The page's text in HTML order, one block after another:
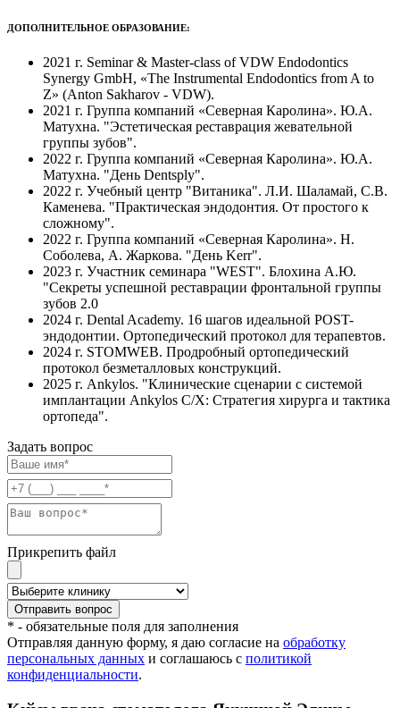
ДОПОЛНИТЕЛЬНОЕ ОБРАЗОВАНИЕ:
2021 г. Seminar & Master-class of VDW Endodontics
Synergy GmbH, «The Instrumental Endodontics from A to
Z» (Аnton Sakharov - VDW).
2021 г. Группа компаний «Северная Каролина». Ю.А.
Матухна. "Эстетическая реставрация жевательной
группы зубов".
2022 г. Группа компаний «Северная Каролина». Ю.А.
Матухна. "День Dentsply".
2022 г. Учебный центр "Витаника". Л.И. Шаламай, С.В.
Каменева. "Практическая эндодонтия. От простого к
сложному".
2022 г. Группа компаний «Северная Каролина». Н.
Соболева, А. Жаркова. "День Kerr".
2023 г. Участник семинара "WEST". Блохина А.Ю.
"Секреты успешной реставрации фронтальной группы
зубов 2.0
2024 г. Dental Academy. 16 шагов идеальной POST-
эндодонтии. Ортопедический протокол для терапевтов.
2024 г. STOMWEB. Продробный ортопедический
протокол безметалловых конструкций.
2025 г. Ankylos. "Клинические сценарии с системой
имплантации Ankylos C/X: Стратегия хирурга и тактика
ортопеда".
Задать вопрос
Прикрепить файл
* - обязательные поля для заполнения
Отправляя данную форму, я даю согласие на обработку
персональных данных и соглашаюсь с политикой
конфиденциальности.